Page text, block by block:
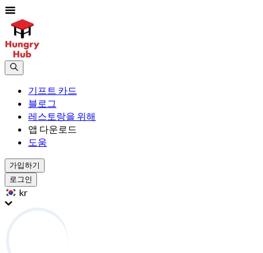
기프트 카드
블로그
레스토랑을 위해
앱 다운로드
도움
가입하기
로그인
kr